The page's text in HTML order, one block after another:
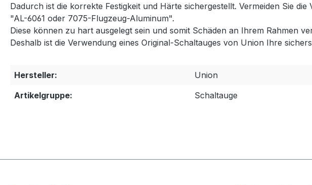
Dadurch ist die korrekte Festigkeit und Härte sichergestellt. Vermeiden Sie
"AL-6061 oder 7075-Flugzeug-Aluminum".
Diese können zu hart ausgelegt sein und somit Schäden an Ihrem Rahmen
Deshalb ist die Verwendung eines Original-Schaltauges von Union Ihre
Hersteller:
Union
Artikelgruppe:
Schaltauge